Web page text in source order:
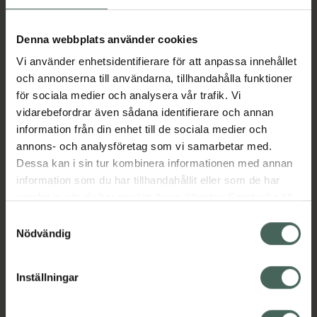
Denna webbplats använder cookies
Vi använder enhetsidentifierare för att anpassa innehållet
och annonserna till användarna, tillhandahålla funktioner
för sociala medier och analysera vår trafik. Vi
vidarebefordrar även sådana identifierare och annan
information från din enhet till de sociala medier och
annons- och analysföretag som vi samarbetar med.
Dessa kan i sin tur kombinera informationen med annan
information som du har tillhandahållit eller som de har
återkalla ditt samtycke via webbplatsens
cookieinställningar. Ett återkallat samtycke påverkar inte
lagligheten av behandling som skett innan återkallelsen.
Nödvändig
Inställningar
Beskrivning
Jämförpris 745 kr/l
EAN:04051895038971
Kategorier:
Kronans Apotek finns här för dig. Du hittar oss från Skåne i